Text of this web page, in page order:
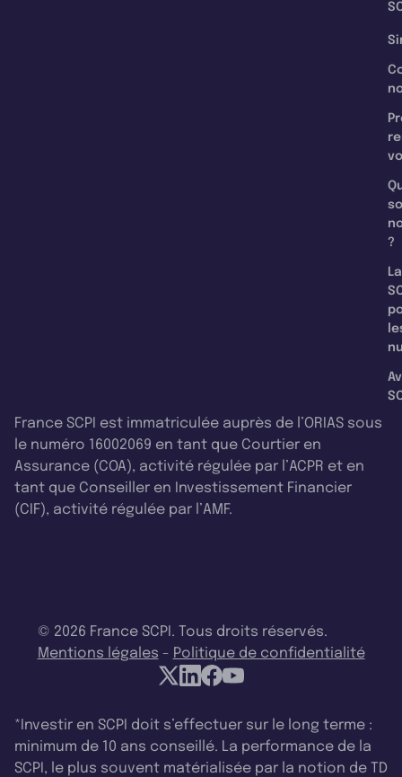
?
La
France SCPI est immatriculée auprès de l’ORIAS sous
le numéro 16002069 en tant que Courtier en
Assurance (COA), activité régulée par l’ACPR et en
tant que Conseiller en Investissement Financier
(CIF), activité régulée par l’AMF.
© 2026 France SCPI. Tous droits réservés.
Mentions légales - Politique de confidentialité
*Investir en SCPI doit s’effectuer sur le long terme :
minimum de 10 ans conseillé. La performance de la
SCPI, le plus souvent matérialisée par la notion de TD